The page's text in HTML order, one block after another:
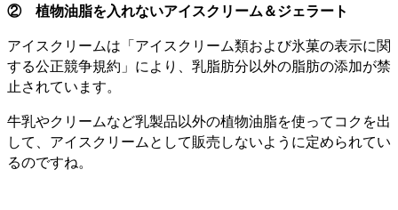
② 植物油脂を入れないアイスクリーム＆ジェラート
アイスクリームは「アイスクリーム類および氷菓の表示に関
する公正競争規約」により、乳脂肪分以外の脂肪の添加が禁
止されています。
牛乳やクリームなど乳製品以外の植物油脂を使ってコクを出
して、アイスクリームとして販売しないように定められてい
るのですね。